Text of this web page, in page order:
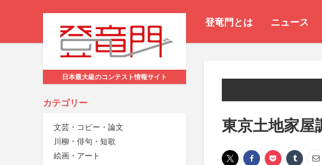
登竜門とは ニュース
日本最大級のコンテスト情報サイト
カテゴリー
文芸・コピー・論文
川柳・俳句・短歌
絵画・アート
東京土地家屋